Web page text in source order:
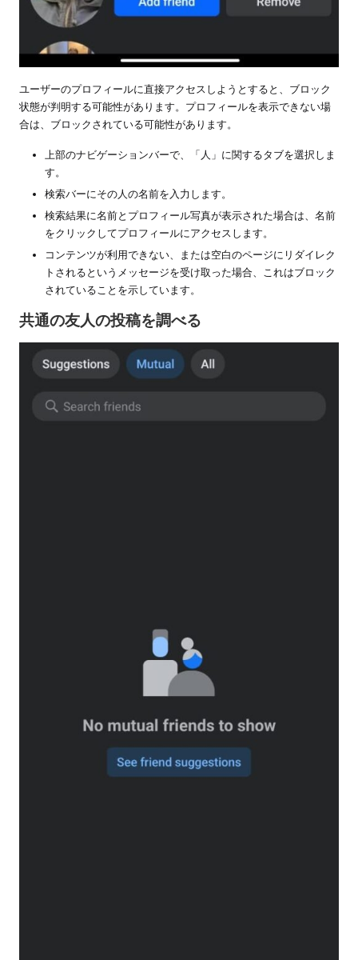
ユーザーのプロフィールに直接アクセスしようとすると、ブロック
状態が判明する可能性があります。プロフィールを表示できない場
合は、ブロックされている可能性があります。
上部のナビゲーションバーで、「人」に関するタブを選択しま
す。
検索バーにその人の名前を入力します。
検索結果に名前とプロフィール写真が表示された場合は、名前
をクリックしてプロフィールにアクセスします。
コンテンツが利用できない、または空白のページにリダイレク
トされるというメッセージを受け取った場合、これはブロック
されていることを示しています。
共通の友人の投稿を調べる